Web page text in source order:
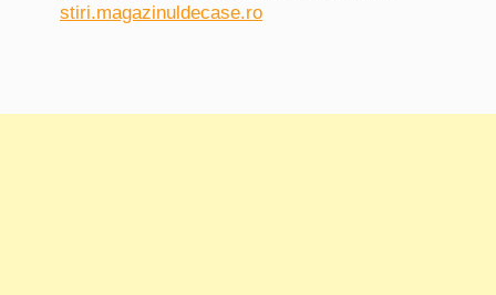
stiri.magazinuldecase.ro